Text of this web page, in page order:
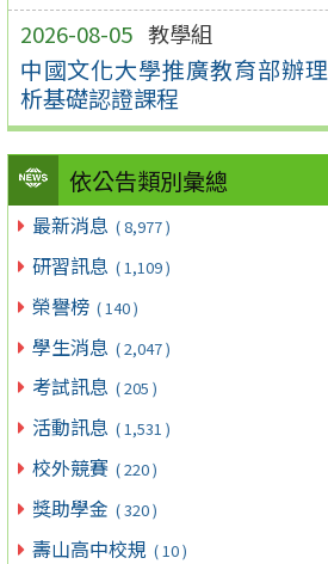
2026-08-05 教學組
中國文化大學推廣教育部辦
析基礎認證課程
依公告類別彙總
最新消息 ( 8,977 )
研習訊息 ( 1,109 )
榮譽榜 ( 140 )
學生消息 ( 2,047 )
考試訊息 ( 205 )
活動訊息 ( 1,531 )
校外競賽 ( 220 )
獎助學金 ( 320 )
壽山高中校規 ( 10 )